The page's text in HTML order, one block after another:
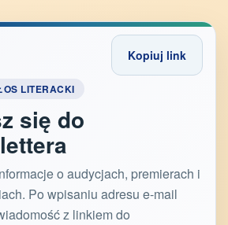
Kopiuj link
LITERACKI
się do
o audycjach, premierach i
Po wpisaniu adresu e-mail
z linkiem do